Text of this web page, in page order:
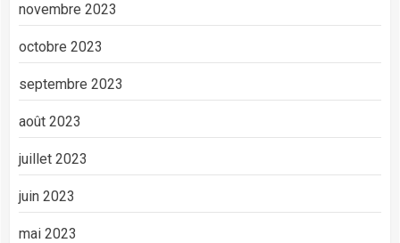
novembre 2023
octobre 2023
septembre 2023
août 2023
juillet 2023
juin 2023
mai 2023